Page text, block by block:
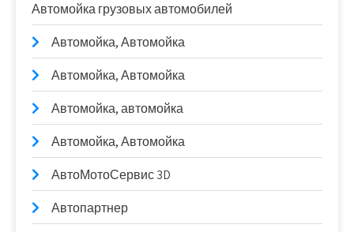
Автомойка грузовых автомобилей
Автомойка, Автомойка
Автомойка, Автомойка
Автомойка, автомойка
Автомойка, Автомойка
АвтоМотоСервис 3D
Автопартнер